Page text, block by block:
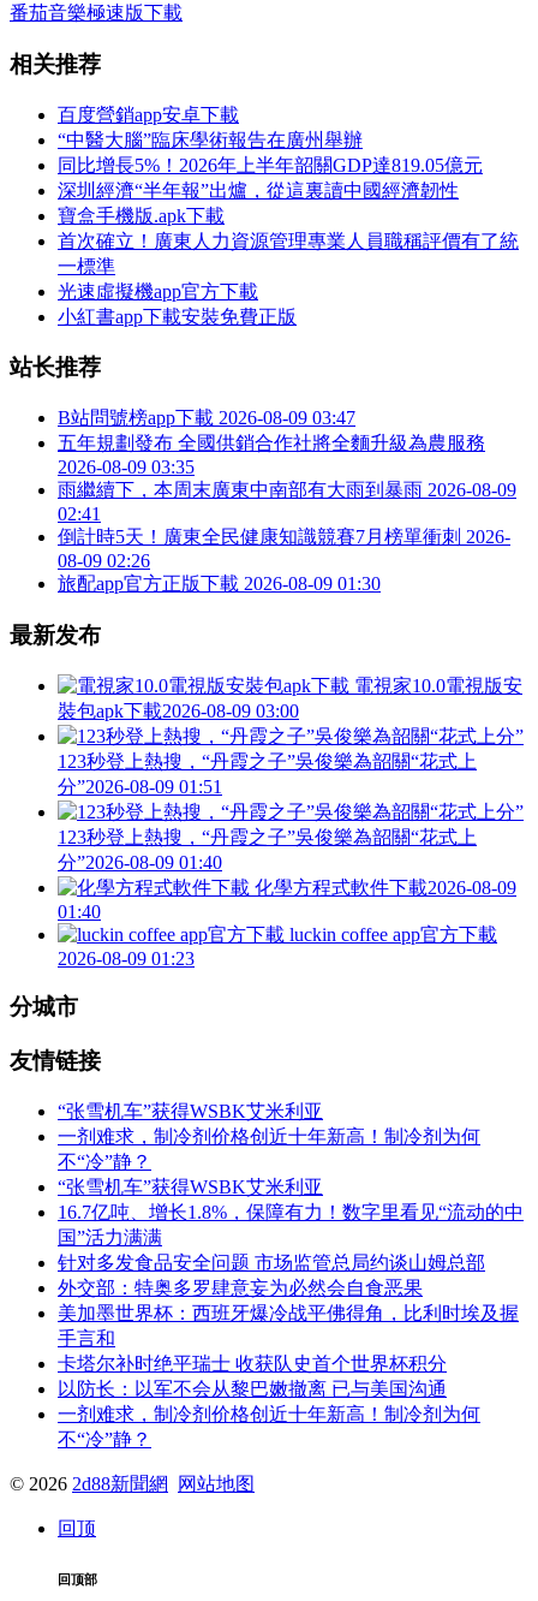
番茄音樂極速版下載
相关推荐
百度營銷app安卓下載
“中醫大腦”臨床學術報告在廣州舉辦
同比增長5%！2026年上半年韶關GDP達819.05億元
深圳經濟“半年報”出爐，從這裏讀中國經濟韌性
寶盒手機版.apk下載
首次確立！廣東人力資源管理專業人員職稱評價有了統
一標準
光速虛擬機app官方下載
小紅書app下載安裝免費正版
站长推荐
B站問號榜app下載 2026-08-09 03:47
五年規劃發布 全國供銷合作社將全麵升級為農服務
2026-08-09 03:35
雨繼續下，本周末廣東中南部有大雨到暴雨 2026-08-09
02:41
倒計時5天！廣東全民健康知識競賽7月榜單衝刺 2026-
08-09 02:26
旅配app官方正版下載 2026-08-09 01:30
最新发布
電視家10.0電視版安
裝包apk下載2026-08-09 03:00
123秒登上熱搜，“丹霞之子”吳俊樂為韶關“花式上
分”2026-08-09 01:51
123秒登上熱搜，“丹霞之子”吳俊樂為韶關“花式上
分”2026-08-09 01:40
化學方程式軟件下載2026-08-09
01:40
luckin coffee app官方下載
2026-08-09 01:23
分城市
友情链接
“张雪机车”获得WSBK艾米利亚
一剂难求，制冷剂价格创近十年新高！制冷剂为何
不“冷”静？
“张雪机车”获得WSBK艾米利亚
16.7亿吨、增长1.8%，保障有力！数字里看见“流动的中
国”活力满满
针对多发食品安全问题 市场监管总局约谈山姆总部
外交部：特奥多罗肆意妄为必然会自食恶果
美加墨世界杯：西班牙爆冷战平佛得角，比利时埃及握
手言和
卡塔尔补时绝平瑞士 收获队史首个世界杯积分
以防长：以军不会从黎巴嫩撤离 已与美国沟通
一剂难求，制冷剂价格创近十年新高！制冷剂为何
不“冷”静？
© 2026 2d88新聞網 网站地图
回顶
回顶部